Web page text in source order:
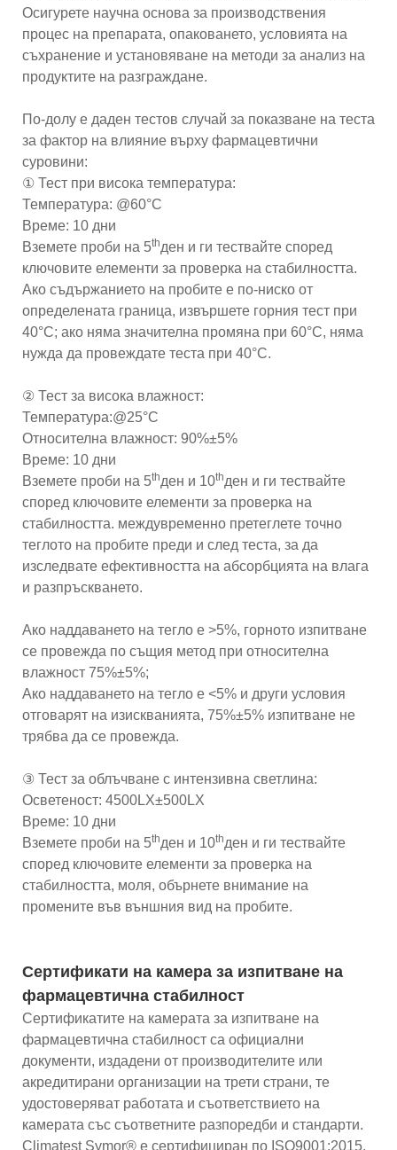
Осигурете научна основа за производствения
процес на препарата, опаковането, условията на
съхранение и установяване на методи за анализ на
продуктите на разграждане.
По-долу е даден тестов случай за показване на теста
за фактор на влияние върху фармацевтични
суровини:
① Тест при висока температура:
Температура: @60°C
Време: 10 дни
Вземете проби на 5thден и ги тествайте според
ключовите елементи за проверка на стабилността.
Ако съдържанието на пробите е по-ниско от
определената граница, извършете горния тест при
40°C; ако няма значителна промяна при 60°C, няма
нужда да провеждате теста при 40°C.
② Тест за висока влажност:
Температура:@25°C
Относителна влажност: 90%±5%
Време: 10 дни
Вземете проби на 5thден и 10thден и ги тествайте
според ключовите елементи за проверка на
стабилността. междувременно претеглете точно
теглото на пробите преди и след теста, за да
изследвате ефективността на абсорбцията на влага
и разпръскването.
Ако наддаването на тегло е >5%, горното изпитване
се провежда по същия метод при относителна
влажност 75%±5%;
Ако наддаването на тегло е <5% и други условия
отговарят на изискванията, 75%±5% изпитване не
трябва да се провежда.
③ Тест за облъчване с интензивна светлина:
Осветеност: 4500LX±500LX
Време: 10 дни
Вземете проби на 5thден и 10thден и ги тествайте
според ключовите елементи за проверка на
стабилността, моля, обърнете внимание на
промените във външния вид на пробите.
Сертификати на камера за изпитване на
фармацевтична стабилност
Сертификатите на камерата за изпитване на
фармацевтична стабилност са официални
документи, издадени от производителите или
акредитирани организации на трети страни, те
удостоверяват работата и съответствието на
камерата със съответните разпоредби и стандарти.
Climatest Symor® е сертифициран по ISO9001:2015,